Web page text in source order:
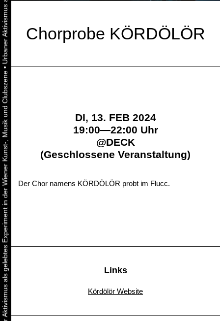
Urbaner Aktivismus als gelebtes Experiment in der Wiener Kunst-, Musik und Clubszene
•
Chorprobe KÖRDÖLÖR
DI, 13. FEB 2024
19:00—22:00 Uhr
@DECK
(Geschlossene Veranstaltung)
Der Chor namens KÖRDÖLÖR probt im Flucc.
Links
Kördölör Website